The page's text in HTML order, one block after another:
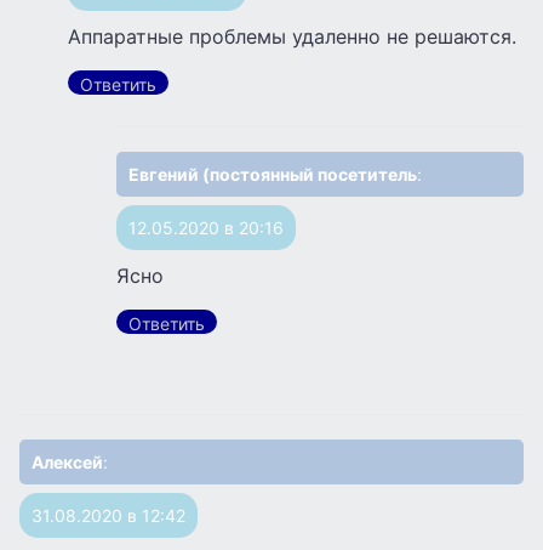
Аппаратные проблемы удаленно не решаются.
Ответить
Евгений (постоянный посетитель:
12.05.2020 в 20:16
Ясно
Ответить
Алексей:
31.08.2020 в 12:42